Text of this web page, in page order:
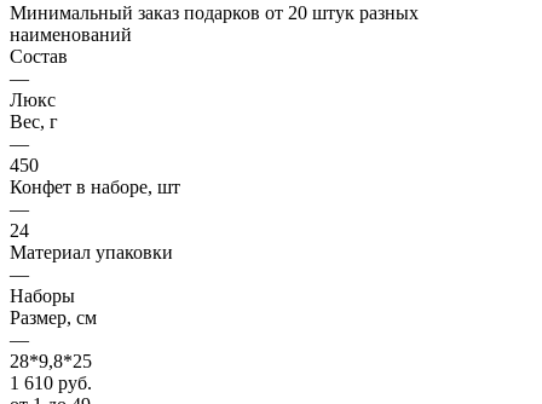
Минимальный заказ подарков от 20 штук разных
наименований
Состав
—
Люкс
Вес, г
—
450
Конфет в наборе, шт
—
24
Материал упаковки
—
Наборы
Размер, см
—
28*9,8*25
1 610 руб.